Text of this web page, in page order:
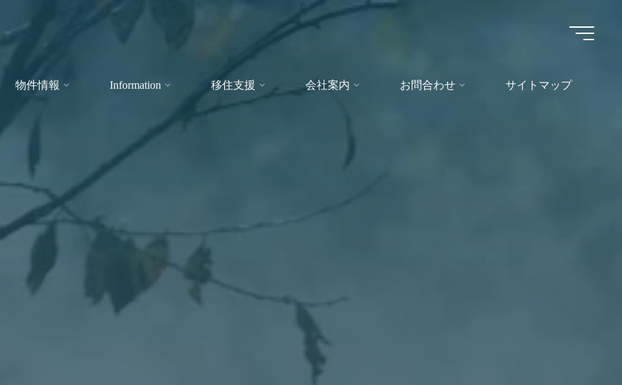
物件情報 Information 移住支援 会社案内 お問合わせ サイトマップ